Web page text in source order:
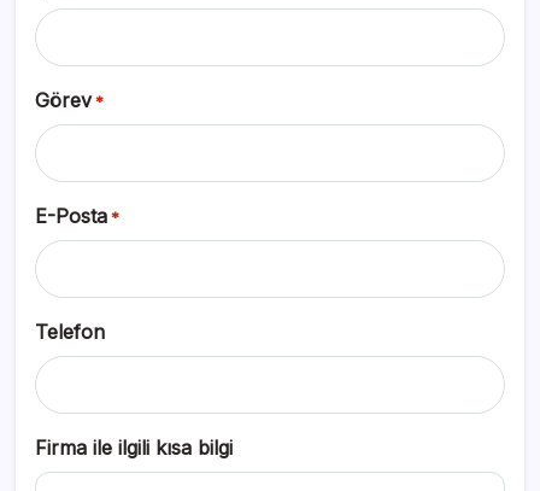
Görev *
E-Posta *
Telefon
Firma ile ilgili kısa bilgi